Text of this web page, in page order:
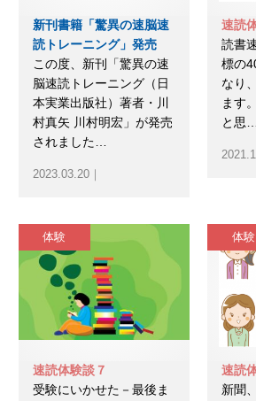
新刊書籍「驚異の速脳速
読トレーニング」発売
この度、新刊「驚異の速
脳速読トレーニング（日
本実業出版社）著者・川
村真矢 川村明宏」が発売
されました…
2023.03.20｜
速読
読書
標の
なり
ます
と思…
体験
速読体験談７
受験にいかせた－最後ま
体験
速読
新聞